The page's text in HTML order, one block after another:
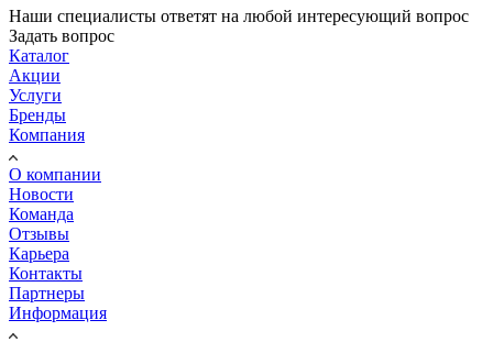
Наши специалисты ответят на любой интересующий вопрос
Задать вопрос
Каталог
Акции
Услуги
Бренды
Компания
О компании
Новости
Команда
Отзывы
Карьера
Контакты
Партнеры
Информация